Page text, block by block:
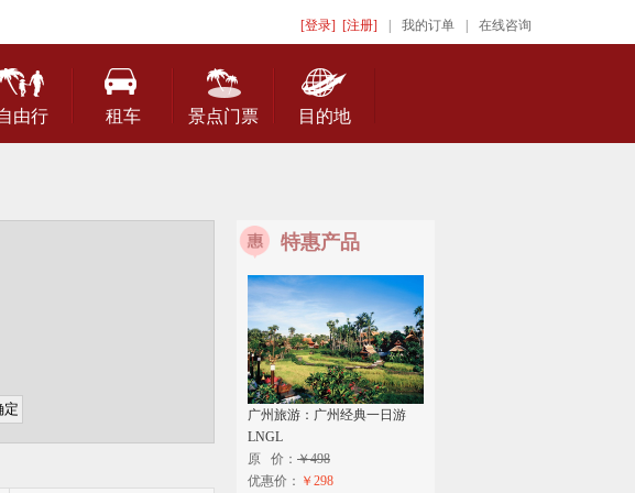
[登录] [注册] 我的订单 在线咨询
由行 租车 景点门票 目的地
特惠产品
广州旅游：广州经典一日游
LNGL
原 价： ￥498
优惠价： ￥298